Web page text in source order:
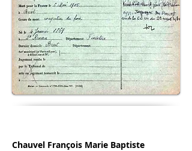
Chauvel François Marie Baptiste